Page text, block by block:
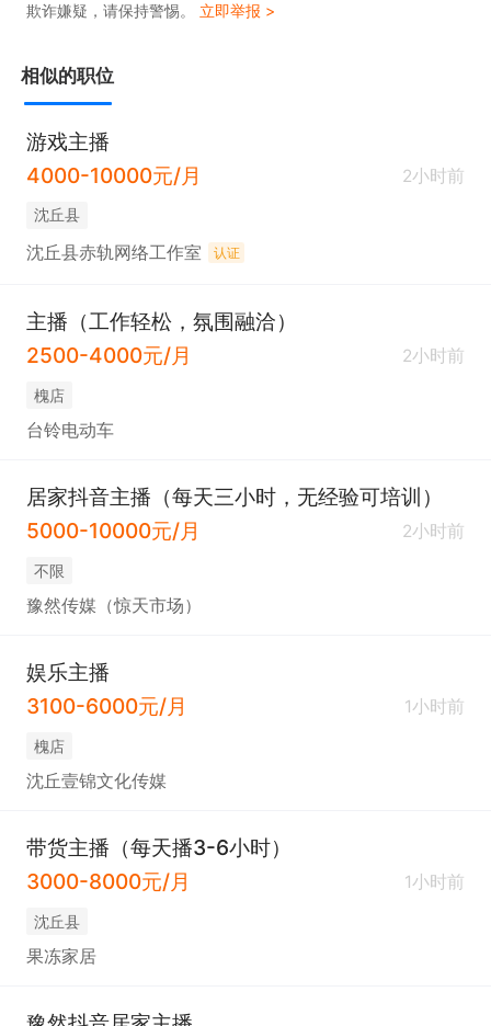
欺诈嫌疑，请保持警惕。 立即举报 >
相似的职位
游戏主播
4000-10000元/月
2小时前
沈丘县
沈丘县赤轨网络工作室 认证
主播（工作轻松，氛围融洽）
2500-4000元/月
2小时前
槐店
台铃电动车
居家抖音主播（每天三小时，无经验可培训）
5000-10000元/月
2小时前
不限
豫然传媒（惊天市场）
娱乐主播
3100-6000元/月
1小时前
槐店
沈丘壹锦文化传媒
带货主播（每天播3-6小时）
3000-8000元/月
1小时前
沈丘县
果冻家居